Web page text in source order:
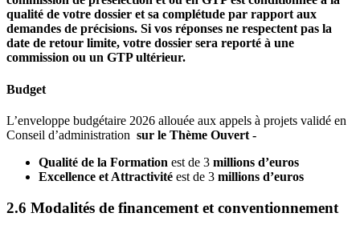
qualité de votre dossier et sa complétude par rapport aux
demandes de précisions. Si vos réponses ne respectent pas la
date de retour limite, votre dossier sera reporté à une
commission ou un GTP ultérieur.
Budget
L’enveloppe budgétaire 2026 allouée aux appels à projets validé en
Conseil d’administration sur le Thème Ouvert -
Qualité de la Formation est de 3 millions d’euros
Excellence et Attractivité est de 3 millions d’euros
2.6 Modalités de financement et conventionnement